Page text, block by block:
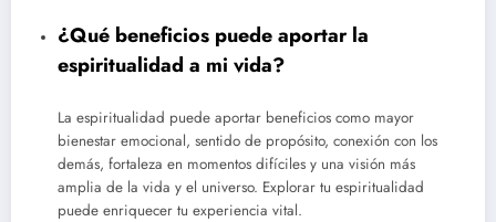
¿Qué beneficios puede aportar la
espiritualidad a mi vida?
La espiritualidad puede aportar beneficios como mayor
bienestar emocional, sentido de propósito, conexión con los
demás, fortaleza en momentos difíciles y una visión más
amplia de la vida y el universo. Explorar tu espiritualidad
puede enriquecer tu experiencia vital.